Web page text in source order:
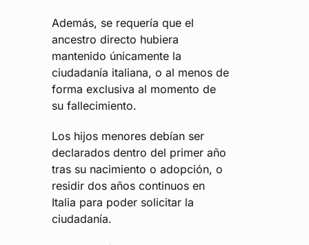
Además, se requería que el
ancestro directo hubiera
mantenido únicamente la
ciudadanía italiana, o al menos de
forma exclusiva al momento de
su fallecimiento.
Los hijos menores debían ser
declarados dentro del primer año
tras su nacimiento o adopción, o
residir dos años continuos en
Italia para poder solicitar la
ciudadanía.